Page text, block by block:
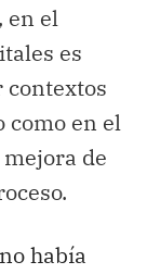
en el
es
contextos
como en el
de
había